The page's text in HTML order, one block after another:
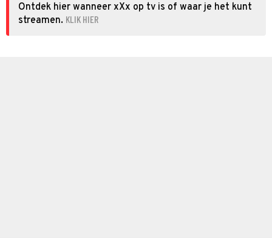
Ontdek hier wanneer xXx op tv is of waar je het kunt
streamen. KLIK HIER